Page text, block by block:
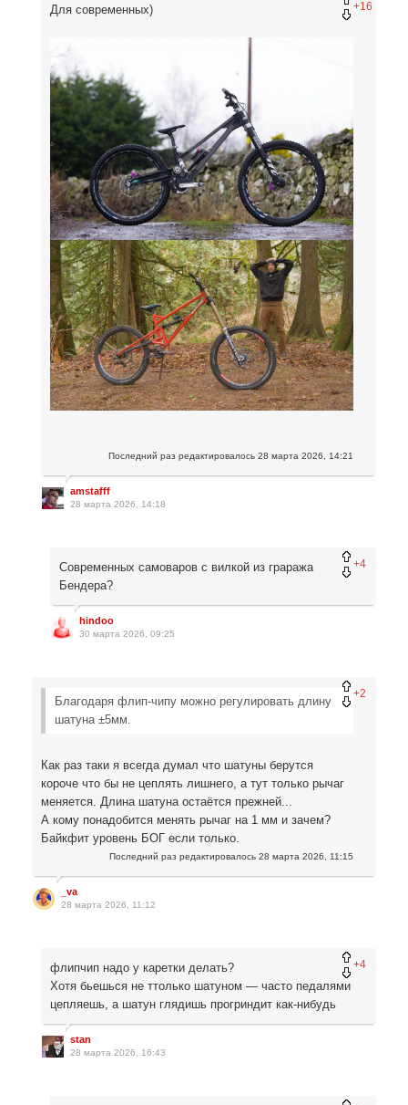
+16
Для современных)
Последний раз редактировалось 28 марта 2026, 14:21
amstafff
28 марта 2026, 14:18
+4
Современных самоваров с вилкой из граража
Бендера?
hindoo
30 марта 2026, 09:25
+2
Благодаря флип-чипу можно регулировать длину
шатуна ±5мм.
Как раз таки я всегда думал что шатуны берутся
короче что бы не цеплять лишнего, а тут только рычаг
меняется. Длина шатуна остаётся прежней...
А кому понадобится менять рычаг на 1 мм и зачем?
Байкфит уровень БОГ если только.
Последний раз редактировалось 28 марта 2026, 11:15
_va
28 марта 2026, 11:12
+4
флипчип надо у каретки делать?
Хотя бьешься не ттолько шатуном — часто педалями
цепляешь, а шатун глядишь прогриндит как-нибудь
stan
28 марта 2026, 16:43